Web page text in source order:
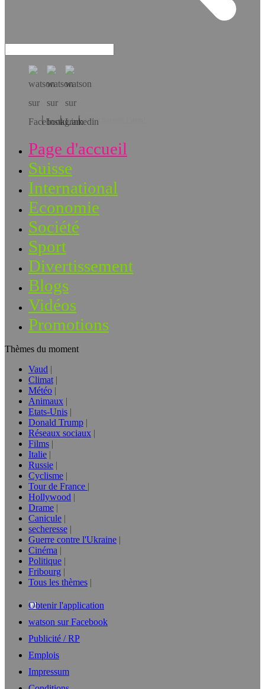
Téléchargez l’app!
Page d'accueil
Suisse
International
Economie
Société
Sport
Divertissement
Blogs
Vidéos
Promotions
Thèmes du moment
Vaud
Climat
Météo
Animaux
Etats-Unis
Donald Trump
Réseaux sociaux
Films
Italie
Russie
Cyclisme
Tour de France
Hollywood
Drame
Canicule
secheresse
Guerre contre l'Ukraine
Cinéma
Politique
Fribourg
Tous les thèmes
Obtenir l'application
watson sur Facebook
Publicité / RP
Emplois
Impressum